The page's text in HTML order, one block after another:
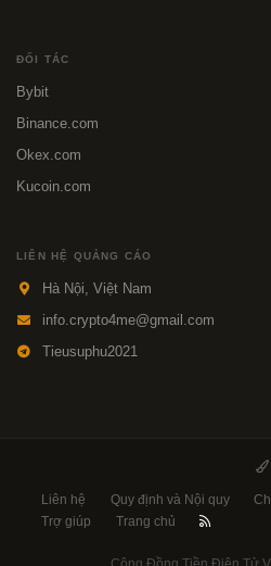
ĐỐI TÁC
Bybit
Binance.com
Okex.com
Kucoin.com
LIÊN HỆ QUẢNG CÁO
Hà Nội, Việt Nam
info.crypto4me@gmail.com
Tieusuphu2021
Liên hệ Quy định và Nội quy
Trợ giúp
Trang chủ